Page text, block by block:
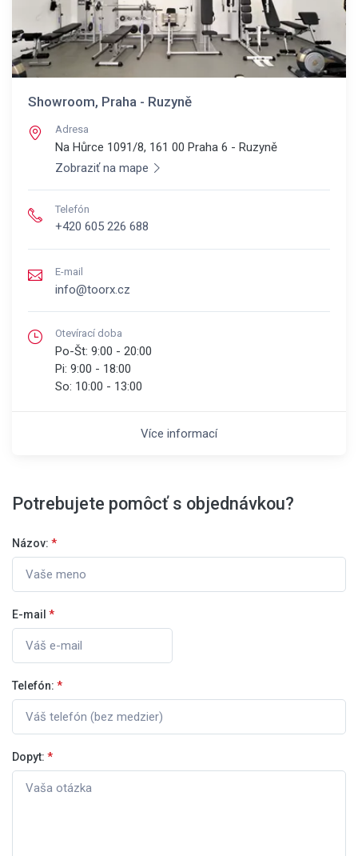
Showroom, Praha - Ruzyně
Adresa
Na Hůrce 1091/8, 161 00 Praha 6 - Ruzyně
Zobraziť na mape
Telefón
+420 605 226 688
E-mail
info@toorx.cz
Otevírací doba
Po-Št: 9:00 - 20:00
Pi: 9:00 - 18:00
So: 10:00 - 13:00
Více informací
Potrebujete pomôcť s objednávkou?
Názov: *
E-mail *
Telefón: *
Dopyt: *